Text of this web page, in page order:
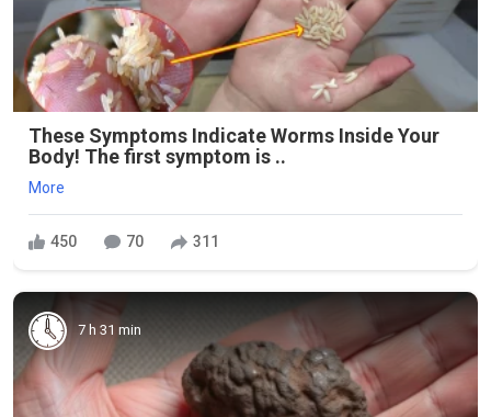
These Symptoms Indicate Worms Inside Your
Body! The first symptom is ..
More
450 70 311
7 h 31 min